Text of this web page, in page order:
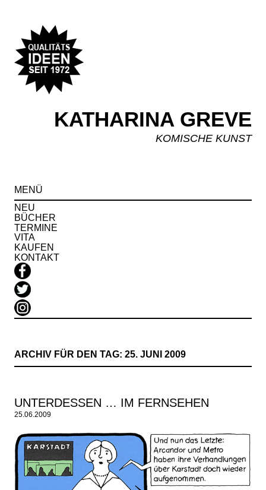
KATHARINA GREVE
KOMISCHE KUNST
MENÜ
NEU
BÜCHER
TERMINE
VITA
KAUFEN
KONTAKT
ARCHIV FÜR DEN TAG: 25. JUNI 2009
UNTERDESSEN … IM FERNSEHEN
25.06.2009